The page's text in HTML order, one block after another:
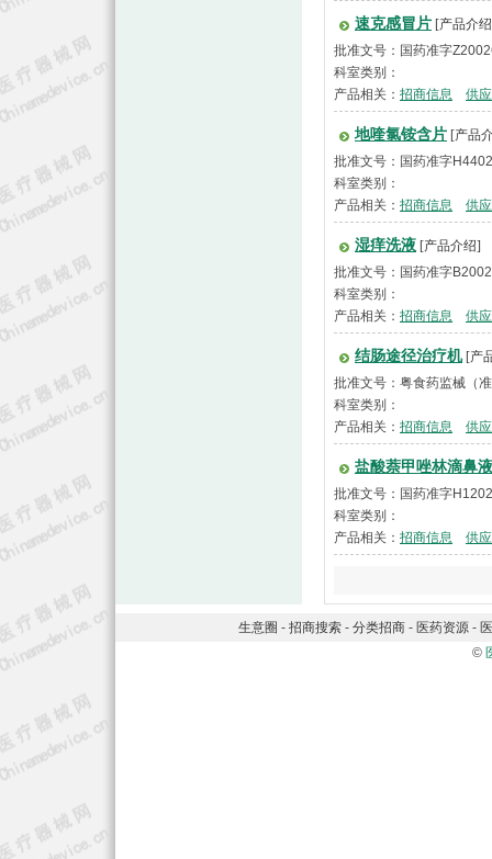
速克感冒片 [产品介
批准文号：国药准字
科室类别：
产品相关： 招商信息 供
地喹氯铵含片 [产品
批准文号：国药准字
科室类别：
产品相关： 招商信息 供
湿痒洗液 [产品介绍]
批准文号：国药准字
科室类别：
产品相关： 招商信息 供
结肠途径治疗机 [产
批准文号：粤食药监械
科室类别：
产品相关： 招商信息 供
盐酸萘甲唑林滴鼻液
批准文号：国药准字
科室类别：
产品相关： 招商信息 供
生意圈 - 招商搜索 - 分类招商 - 医药资源 -
©